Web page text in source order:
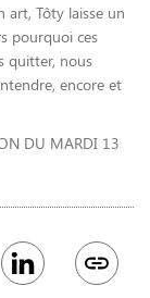
art, Tôty laisse un
pourquoi ces
quitter, nous
encore et
DU MARDI 13